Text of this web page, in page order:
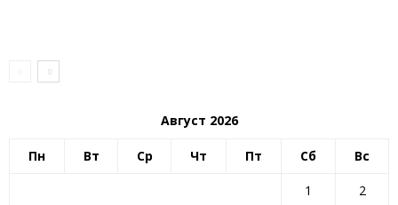
Август 2026
Пн Вт Ср Чт Пт Сб Вс
1
2